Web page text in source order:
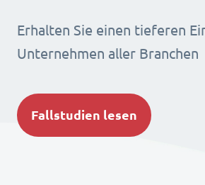
Erhalten Sie einen tieferen
Unternehmen aller Branchen
Fallstudien lesen